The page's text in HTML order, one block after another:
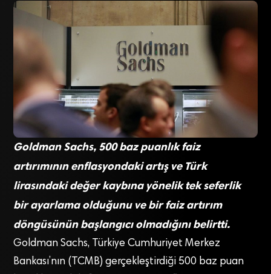
Goldman Sachs, 500 baz puanlık faiz
artırımının enflasyondaki artış ve Türk
lirasındaki değer kaybına yönelik tek seferlik
bir ayarlama olduğunu ve bir faiz artırım
döngüsünün başlangıcı olmadığını belirtti.
Goldman Sachs, Türkiye Cumhuriyet Merkez
Bankası’nın (TCMB) gerçekleştirdiği 500 baz puan